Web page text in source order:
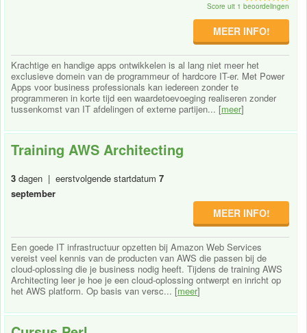
Score uit 1 beoordelingen
MEER INFO!
Krachtige en handige apps ontwikkelen is al lang niet meer het
exclusieve domein van de programmeur of hardcore IT-er. Met Power
Apps voor business professionals kan iedereen zonder te
programmeren in korte tijd een waardetoevoeging realiseren zonder
tussenkomst van IT afdelingen of externe partijen... [meer]
Training AWS Architecting
3 dagen | eerstvolgende startdatum 7
september
MEER INFO!
Een goede IT infrastructuur opzetten bij Amazon Web Services
vereist veel kennis van de producten van AWS die passen bij de
cloud-oplossing die je business nodig heeft. Tijdens de training AWS
Architecting leer je hoe je een cloud-oplossing ontwerpt en inricht op
het AWS platform. Op basis van versc... [meer]